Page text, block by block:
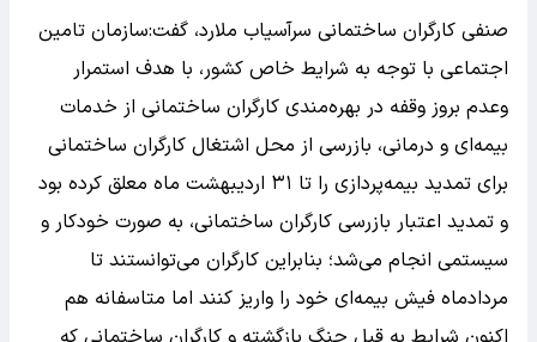
صنفی کارگران ساختمانی سرآسیاب ملارد، گفت:سازمان تامین
اجتماعی با توجه به شرایط خاص کشور، با هدف استمرار
وعدم بروز وقفه در بهره‌مندی کارگران ساختمانی از خدمات
بیمه‌ای و درمانی، بازرسی از محل اشتغال کارگران ساختمانی
برای تمدید بیمه‌پردازی را تا ۳۱ اردیبهشت ماه معلق کرده بود
و تمدید اعتبار بازرسی کارگران ساختمانی، به صورت خودکار و
سیستمی انجام می‌شد؛ بنابراین کارگران می‌توانستند تا
مردادماه فیش بیمه‌ای خود را واریز کنند اما متاسفانه هم